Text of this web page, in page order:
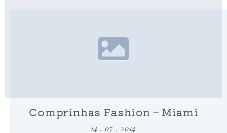
Comprinhas Fashion – Miami
14 . 07 . 2014